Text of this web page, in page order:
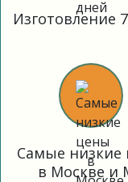
Изготовление
Самые низкие
в Москве и